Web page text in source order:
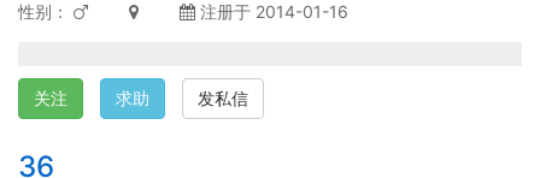
性别： 注册于 2014-01-16
关注 求助 发私信
36